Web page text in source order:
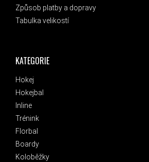
KATEGORIE
Hokej
Hokejbal
Inline
Trénink
Florbal
Boardy
Koloběžky
Způsob platby a dopravy
Tabulka velikostí